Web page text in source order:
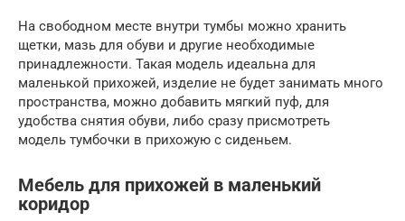
На свободном месте внутри тумбы можно хранить
щетки, мазь для обуви и другие необходимые
принадлежности. Такая модель идеальна для
маленькой прихожей, изделие не будет занимать много
пространства, можно добавить мягкий пуф, для
удобства снятия обуви, либо сразу присмотреть
модель тумбочки в прихожую с сиденьем.
Мебель для прихожей в маленький
коридор